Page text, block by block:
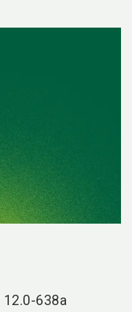
12.0-638a